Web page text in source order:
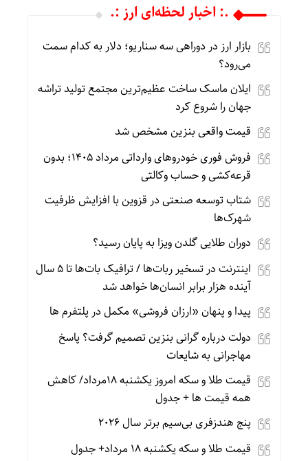
.: اخبار لحظه‌ای ارز :.
بازار ارز در دوراهی سه سناریو؛ دلار به کدام سمت
می‌رود؟
ایلان ماسک ساخت عظیم‌ترین مجتمع تولید تراشه
جهان را شروع کرد
قیمت واقعی بنزین مشخص شد
فروش فوری خودروهای وارداتی مرداد ۱۴۰۵؛ بدون
قرعه‌کشی و حساب وکالتی
شتاب توسعه صنعتی در قزوین با افزایش ظرفیت
شهرک‌ها
دوران طلایی گلدن ویزا به پایان رسید؟
اینترنت در تسخیر ربات‌ها / ترافیک بات‌ها تا ۵ سال
آینده هزار برابر انسان‌ها خواهد شد
پیدا و پنهان «ارزان فروشی» مکمل در پلتفرم ها
دولت درباره گرانی بنزین تصمیم گرفت؟ پاسخ
مهاجرانی به شایعات
قیمت طلا و سکه امروز یکشنبه 18مرداد/ کاهش
همه قیمت ها + جدول
پنج هندزفری بی‌سیم برتر سال ۲۰۲۶
قیمت طلا و سکه یکشنبه 18 مرداد+ جدول